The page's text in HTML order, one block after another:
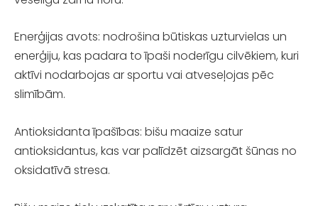
Enerģijas avots: nodrošina būtiskas uzturvielas un
enerģiju, kas padara to īpaši noderīgu cilvēkiem, kuri
aktīvi nodarbojas ar sportu vai atveseļojas pēc
slimībām.
Antioksidanta īpašības: bišu maaize satur
antioksidantus, kas var palīdzēt aizsargāt šūnas no
oksidatīvā stresa.